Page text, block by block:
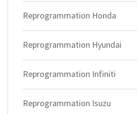
Reprogrammation Honda
Reprogrammation Hyundai
Reprogrammation Infiniti
Reprogrammation Isuzu